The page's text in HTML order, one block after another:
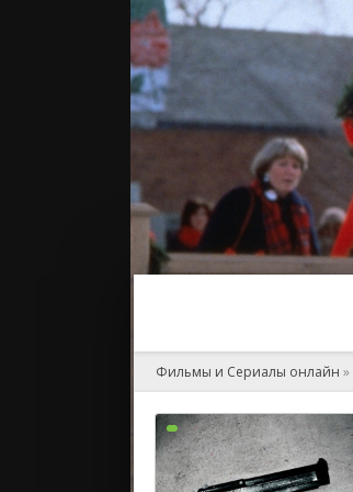
Фильмы и Сериалы онлайн »